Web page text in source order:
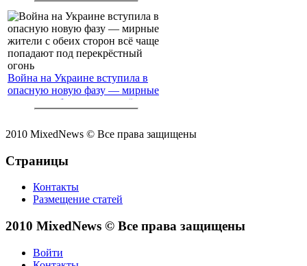
Война на Украине вступила в
опасную новую фазу — мирные
жители с обеих сторон всё чаще
2010 MixedNews © Все права защищены
Страницы
Контакты
Размещение статей
2010 MixedNews © Все права защищены
Войти